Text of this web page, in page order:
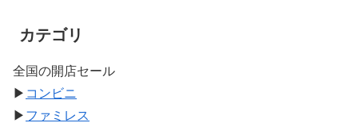
カテゴリ
全国の開店セール
▶ コンビニ
▶ ファミレス